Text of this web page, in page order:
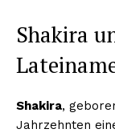
Shakira
Shakira,
Jahrzehnten